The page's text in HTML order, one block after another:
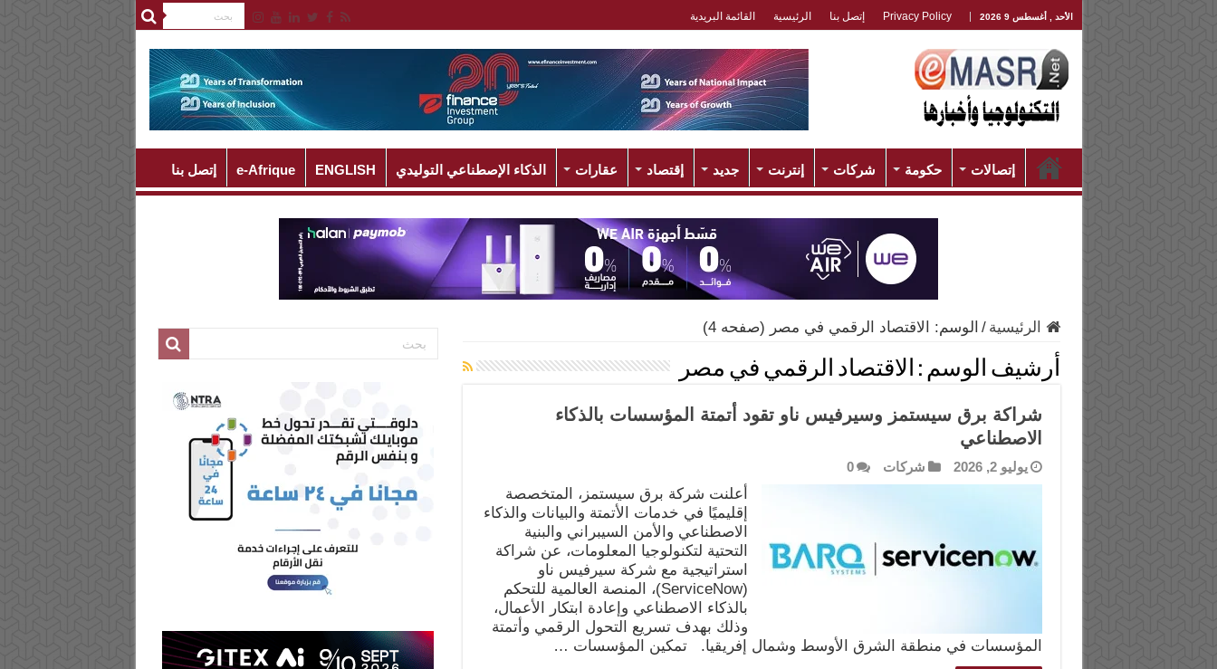
الأحد , أغسطس 9 2026 Privacy Policy إتصل بنا الرئيسية القائمة البريدية
إتصالات حكومة شركات إنترنت جديد إقتصاد عقارات الذكاء الإصطناعي التوليدي ENGLISH
e-Afrique إتصل بنا
الرئيسية / الوسم: الاقتصاد الرقمي في مصر (صفحه 4)
أرشيف الوسم : الاقتصاد الرقمي في مصر
شراكة برق سيستمز وسيرفيس ناو تقود أتمتة المؤسسات بالذكاء
الاصطناعي
يوليو 2, 2026 شركات 0
أعلنت شركة برق سيستمز، المتخصصة
إقليميًا في خدمات الأتمتة والبيانات والذكاء
الاصطناعي والأمن السيبراني والبنية
التحتية لتكنولوجيا المعلومات، عن شراكة
استراتيجية مع شركة سيرفيس ناو
(ServiceNow)، المنصة العالمية للتحكم
بالذكاء الاصطناعي وإعادة ابتكار الأعمال،
وذلك بهدف تسريع التحول الرقمي وأتمتة
المؤسسات في منطقة الشرق الأوسط وشمال إفريقيا. تمكين المؤسسات …